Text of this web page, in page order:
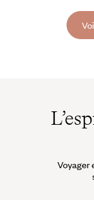
égyptiens ont
Voyager